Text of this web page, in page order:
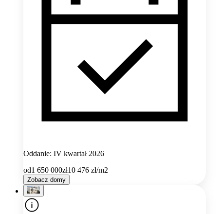
Oddanie: IV kwartał 2026
od1 650 000zł10 476 zł/m2
Zobacz domy